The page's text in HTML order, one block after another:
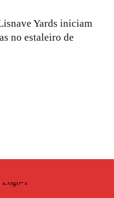
Yards iniciam
no estaleiro de